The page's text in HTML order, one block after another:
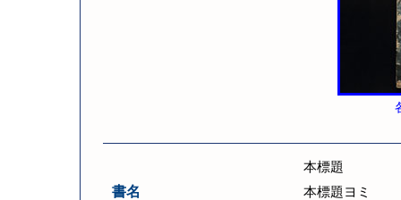
書名
本標題
本標題ヨミ